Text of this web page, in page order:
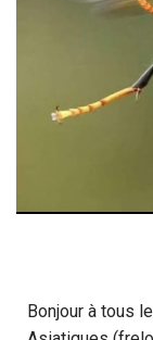
Bonjour à tous